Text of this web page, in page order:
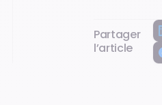
Partager
l’article